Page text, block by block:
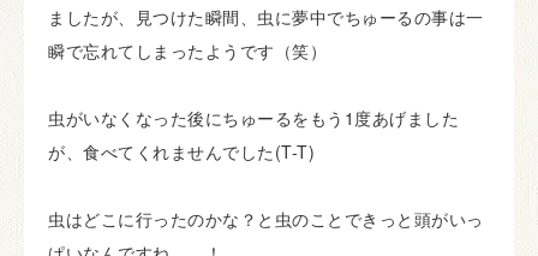
ましたが、見つけた瞬間、虫に夢中でちゅーるの事は一
瞬で忘れてしまったようです（笑）
虫がいなくなった後にちゅーるをもう1度あげました
が、食べてくれませんでした(T-T)
虫はどこに行ったのかな？と虫のことできっと頭がいっ